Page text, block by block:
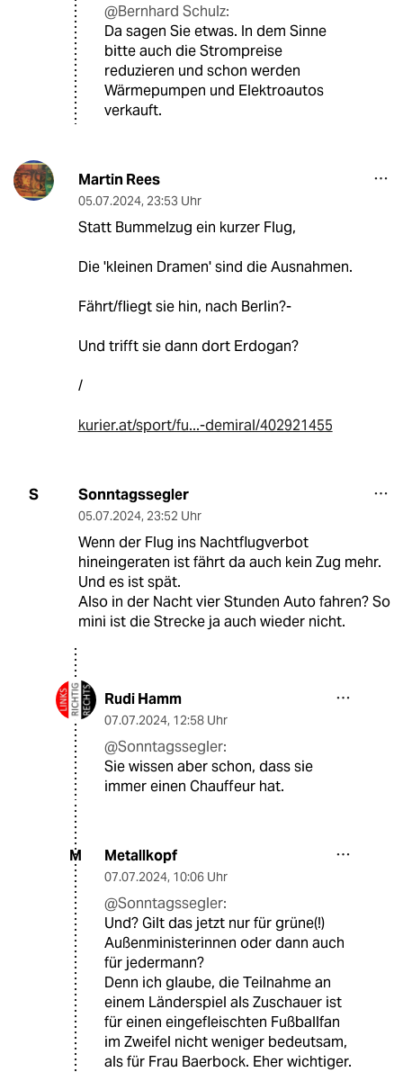
@Bernhard Schulz:
Da sagen Sie etwas. In dem Sinne
bitte auch die Strompreise
reduzieren und schon werden
Wärmepumpen und Elektroautos
verkauft.
Martin Rees
05.07.2024, 23:53 Uhr
Statt Bummelzug ein kurzer Flug,
Die 'kleinen Dramen' sind die Ausnahmen.
Fährt/fliegt sie hin, nach Berlin?-
Und trifft sie dann dort Erdogan?
/
kurier.at/sport/fu...-demiral/402921455
S Sonntagssegler
05.07.2024, 23:52 Uhr
Wenn der Flug ins Nachtflugverbot
hineingeraten ist fährt da auch kein Zug mehr.
Und es ist spät.
Also in der Nacht vier Stunden Auto fahren? So
mini ist die Strecke ja auch wieder nicht.
Rudi Hamm
07.07.2024, 12:58 Uhr
@Sonntagssegler:
Sie wissen aber schon, dass sie
immer einen Chauffeur hat.
M Metallkopf
07.07.2024, 10:06 Uhr
@Sonntagssegler:
Und? Gilt das jetzt nur für grüne(!)
Außenministerinnen oder dann auch
für jedermann?
Denn ich glaube, die Teilnahme an
einem Länderspiel als Zuschauer ist
für einen eingefleischten Fußballfan
im Zweifel nicht weniger bedeutsam,
als für Frau Baerbock. Eher wichtiger.